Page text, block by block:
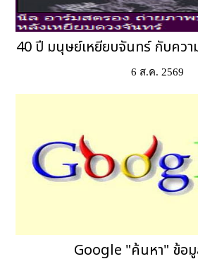
40 ปี มนุษย์เหยียบจันทร์ กับควา
6 ส.ค. 2569
Google "ค้นหา" ข้อมู